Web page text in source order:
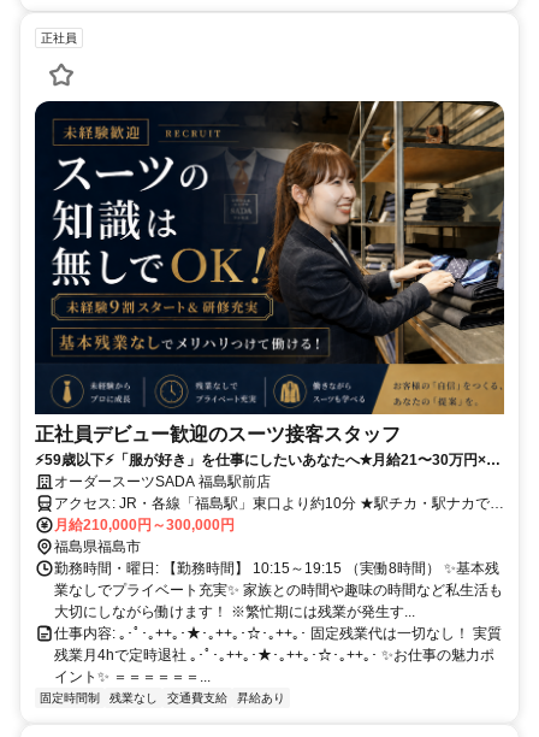
正社員
正社員デビュー歓迎のスーツ接客スタッフ
⚡️59歳以下⚡️「服が好き」を仕事にしたいあなたへ✭月給21〜30万円×年
間休日110日×固定残業代は一切なし！実質残業月4hで定時退社
オーダースーツSADA 福島駅前店
アクセス: JR・各線「福島駅」東口より約10分 ★駅チカ・駅ナカで通
勤ラクラク♪ ★交通費支給（規定有）
月給210,000円～300,000円
福島県福島市
勤務時間・曜日: 【勤務時間】 10:15～19:15 （実働8時間） ✨基本残
業なしでプライベート充実✨ 家族との時間や趣味の時間など私生活も
大切にしながら働けます！ ※繁忙期には残業が発生す...
仕事内容: ｡･ﾟ･｡++｡･★･｡++｡･☆･｡++｡･ 固定残業代は一切なし！ 実質
残業月4hで定時退社 ｡･ﾟ･｡++｡･★･｡++｡･☆･｡++｡･ ✨お仕事の魅力ポ
イント✨ ＝＝＝＝＝＝...
固定時間制 残業なし 交通費支給 昇給あり